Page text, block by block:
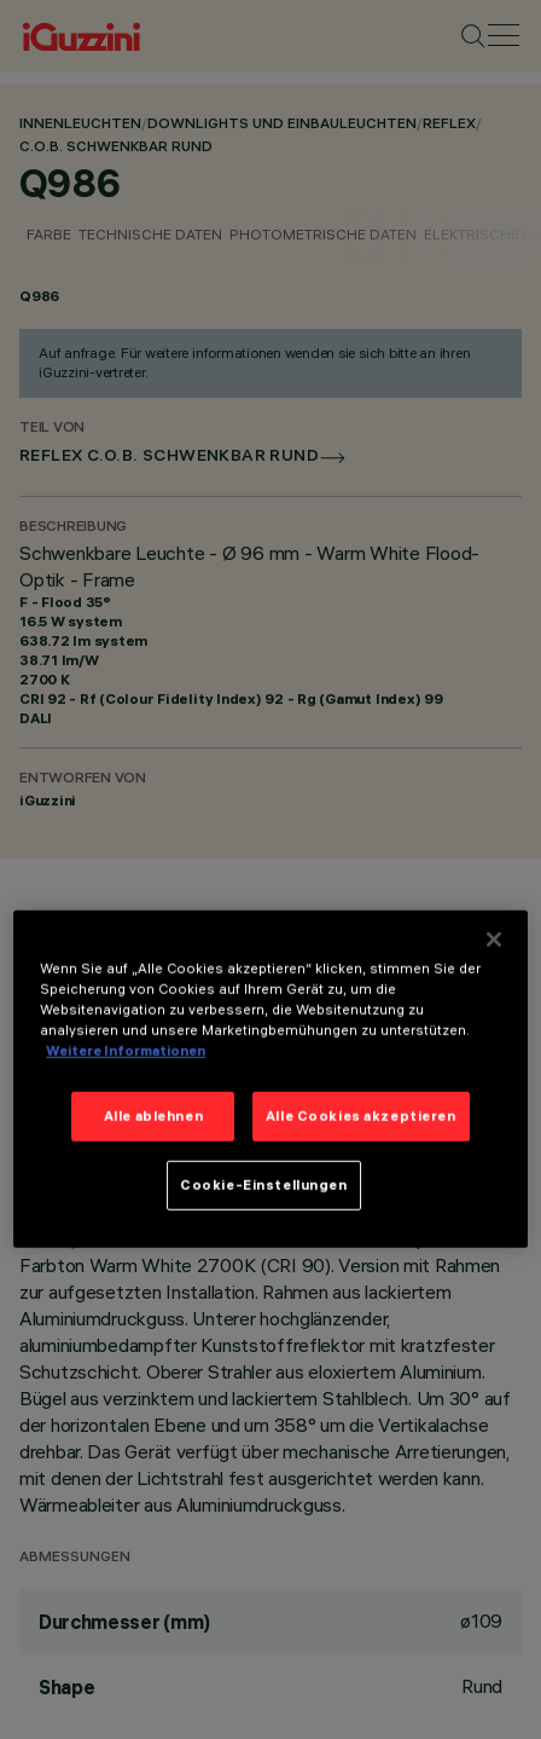
INNENLEUCHTEN/DOWNLIGHTS UND EINBAULEUCHTEN/REFLEX/
C.O.B. SCHWENKBAR RUND
Q986
FARBE TECHNISCHE DATEN PHOTOMETRISCHE DATEN ELEKTRISCHE
Q986
Auf anfrage. Für weitere informationen wenden sie sich bitte an ihren
iGuzzini-vertreter.
TEIL VON
REFLEX C.O.B. SCHWENKBAR RUND
BESCHREIBUNG
Schwenkbare Leuchte - Ø 96 mm - Warm White Flood-
Optik - Frame
F - Flood 35°
16.5 W system
638.72 lm system
38.71 lm/W
2700 K
CRI 92 - Rf (Colour Fidelity Index) 92 - Rg (Gamut Index) 99
DALI
ENTWORFEN VON
iGuzzini
FARBE
TECHNISCHE DATEN
Farbton Warm White 2700K (CRI 90). Version mit Rahmen
zur aufgesetzten Installation. Rahmen aus lackiertem
Aluminiumdruckguss. Unterer hochglänzender,
aluminiumbedampfter Kunststoffreflektor mit kratzfester
Schutzschicht. Oberer Strahler aus eloxiertem Aluminium.
Bügel aus verzinktem und lackiertem Stahlblech. Um 30° auf
der horizontalen Ebene und um 358° um die Vertikalachse
drehbar. Das Gerät verfügt über mechanische Arretierungen,
mit denen der Lichtstrahl fest ausgerichtet werden kann.
Wärmeableiter aus Aluminiumdruckguss.
ABMESSUNGEN
Durchmesser (mm) ø109
Shape Rund
Wenn Sie auf „Alle Cookies akzeptieren“ klicken, stimmen Sie der
Speicherung von Cookies auf Ihrem Gerät zu, um die
Websitenavigation zu verbessern, die Websitenutzung zu
analysieren und unsere Marketingbemühungen zu unterstützen.
Weitere Informationen
Alle ablehnen Alle Cookies akzeptieren
Cookie-Einstellungen